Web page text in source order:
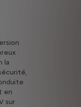
la
en
sur